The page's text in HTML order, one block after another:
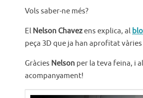
Vols saber-ne més?
El Nelson Chavezens explica, al
peça 3D que ja han aprofitat
Gràcies Nelson per la teva feina, i
acompanyament!